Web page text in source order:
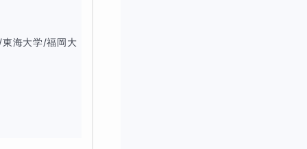
海大学/福岡大